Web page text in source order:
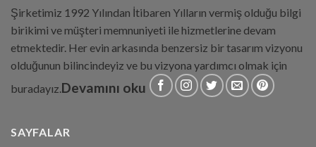
Şirketimiz 1992 Yılından İtibaren Yılların vermiş olduğu bilgi
birikimi ve müşteri memnuniyeti ile hizmetlerine devam
etmektedir. Her evin arkasında benzersiz bir tasarım vizyonu
olduğunun bilincindeyiz ve bu vizyona yardımcı olmak için
buradayız.Devamını oku
SAYFALAR